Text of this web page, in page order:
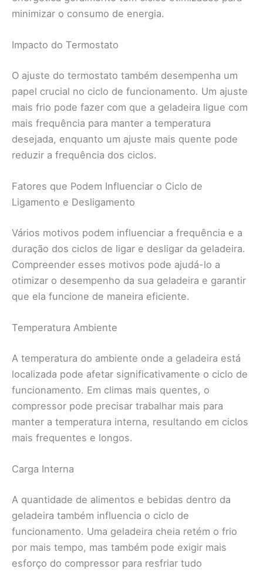
minimizar o consumo de energia.
Impacto do Termostato
O ajuste do termostato também desempenha um
papel crucial no ciclo de funcionamento. Um ajuste
mais frio pode fazer com que a geladeira ligue com
mais frequência para manter a temperatura
desejada, enquanto um ajuste mais quente pode
reduzir a frequência dos ciclos.
Fatores que Podem Influenciar o Ciclo de
Ligamento e Desligamento
Vários motivos podem influenciar a frequência e a
duração dos ciclos de ligar e desligar da geladeira.
Compreender esses motivos pode ajudá-lo a
otimizar o desempenho da sua geladeira e garantir
que ela funcione de maneira eficiente.
Temperatura Ambiente
A temperatura do ambiente onde a geladeira está
localizada pode afetar significativamente o ciclo de
funcionamento. Em climas mais quentes, o
compressor pode precisar trabalhar mais para
manter a temperatura interna, resultando em ciclos
mais frequentes e longos.
Carga Interna
A quantidade de alimentos e bebidas dentro da
geladeira também influencia o ciclo de
funcionamento. Uma geladeira cheia retém o frio
por mais tempo, mas também pode exigir mais
esforço do compressor para resfriar tudo